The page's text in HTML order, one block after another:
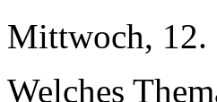
Mittwoch, 12.
Welches